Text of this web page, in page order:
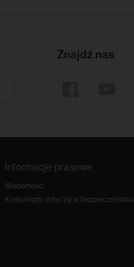
Znajdź nas
Informacje prasowe
Wiadomości
Komunikaty dotyczące bezpieczeństwa